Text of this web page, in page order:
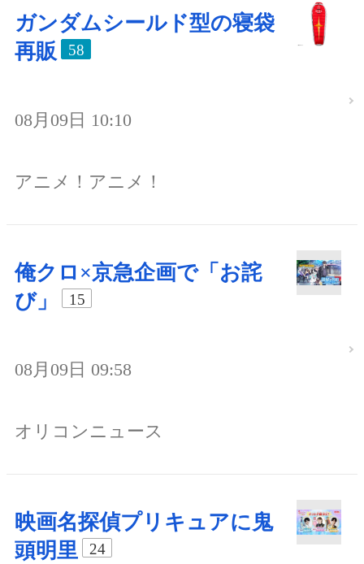
ガンダムシールド型の寝袋
再販
58
08月09日 10:10
アニメ！アニメ！
俺クロ×京急企画で「お詫
び」
15
08月09日 09:58
オリコンニュース
映画名探偵プリキュアに鬼
頭明里
24